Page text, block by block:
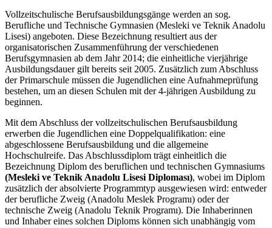
Vollzeitschulische Berufsausbildungsgänge werden an sog.
Berufliche und Technische Gymnasien (Mesleki ve Teknik Anadolu
Lisesi) angeboten. Diese Bezeichnung resultiert aus der
organisatorischen Zusammenführung der verschiedenen
Berufsgymnasien ab dem Jahr 2014; die einheitliche vierjährige
Ausbildungsdauer gilt bereits seit 2005. Zusätzlich zum Abschluss
der Primarschule müssen die Jugendlichen eine Aufnahmeprüfung
bestehen, um an diesen Schulen mit der 4-jährigen Ausbildung zu
beginnen.
Mit dem Abschluss der vollzeitschulischen Berufsausbildung
erwerben die Jugendlichen eine Doppelqualifikation: eine
abgeschlossene Berufsausbildung und die allgemeine
Hochschulreife. Das Abschlussdiplom trägt einheitlich die
Bezeichnung Diplom des beruflichen und technischen Gymnasiums
(Mesleki ve Teknik Anadolu Lisesi Diploması), wobei im Diplom
zusätzlich der absolvierte Programmtyp ausgewiesen wird: entweder
der berufliche Zweig (Anadolu Meslek Programı) oder der
technische Zweig (Anadolu Teknik Programı). Die Inhaberinnen
und Inhaber eines solchen Diploms können sich unabhängig vom